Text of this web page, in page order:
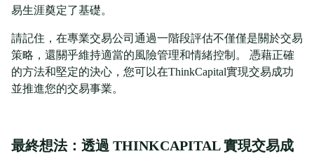
易生涯奠定了基礎。
請記住，在專業交易公司通過一階段評估不僅僅是關於交易
策略，還關乎維持適當的風險管理和情緒控制。 憑藉正確
的方法和堅定的決心，您可以在ThinkCapital實現交易成功
並推進您的交易事業。
最終想法：透過 THINKCAPITAL 實現交易成